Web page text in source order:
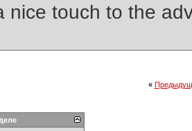
nice touch to the
«